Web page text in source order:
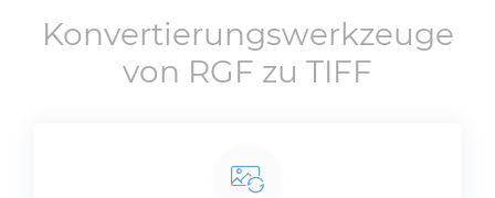
Konvertierungswerkzeuge
von RGF zu TIFF